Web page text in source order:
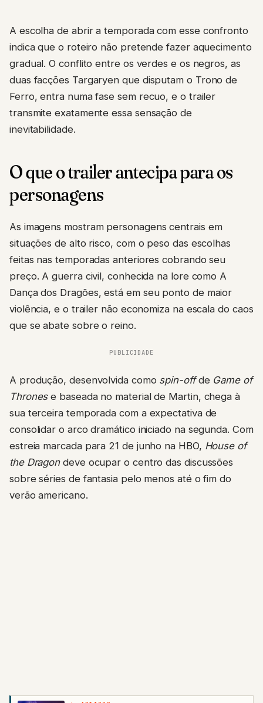
A escolha de abrir a temporada com esse confronto
indica que o roteiro não pretende fazer aquecimento
gradual. O conflito entre os verdes e os negros, as
duas facções Targaryen que disputam o Trono de
Ferro, entra numa fase sem recuo, e o trailer
transmite exatamente essa sensação de
inevitabilidade.
O que o trailer antecipa para os
personagens
As imagens mostram personagens centrais em
situações de alto risco, com o peso das escolhas
feitas nas temporadas anteriores cobrando seu
preço. A guerra civil, conhecida na lore como A
Dança dos Dragões, está em seu ponto de maior
violência, e o trailer não economiza na escala do caos
que se abate sobre o reino.
PUBLICIDADE
A produção, desenvolvida como spin-offde Game of
Thronese baseada no material de Martin, chega à
sua terceira temporada com a expectativa de
consolidar o arco dramático iniciado na segunda. Com
estreia marcada para 21 de junho na HBO, House of
the Dragondeve ocupar o centro das discussões
sobre séries de fantasia pelo menos até o fim do
verão americano.